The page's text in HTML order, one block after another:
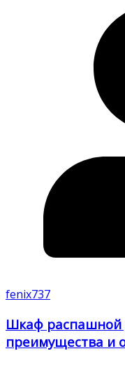
fenix737
Шкаф распашной
преимущества и